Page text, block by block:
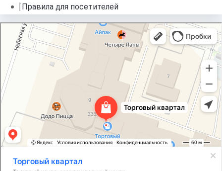
Правила для посетителей
Торговый квартал
Торговый центр в Калуге
Развлекательный центр в Калуге